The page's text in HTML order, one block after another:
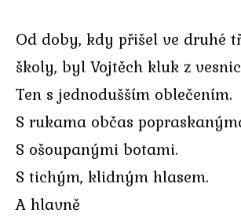
Od doby, kdy přišel ve druhé
školy, byl Vojtěch kluk z
Ten s jednodušším oblečením.
S rukama občas
S ošoupanými botami.
S tichým, klidným hlasem.
A hlavně